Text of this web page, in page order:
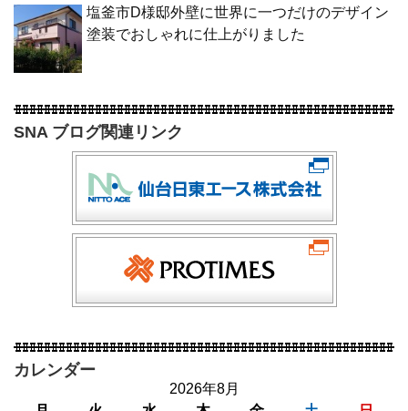
塩釜市D様邸外壁に世界に一つだけのデザイン
塗装でおしゃれに仕上がりました
SNA ブログ関連リンク
カレンダー
2026年8月